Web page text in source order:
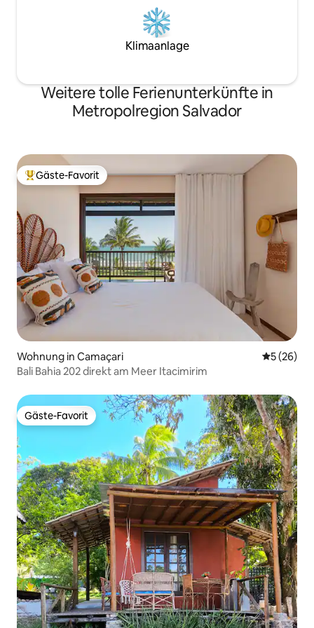
Klimaanlage
Weitere tolle Ferienunterkünfte in
Metropolregion Salvador
Beliebter Gäste-Favorit.
Gäste-Favorit
Wohnung in Camaçari
5 (26)
Bali Bahia 202 direkt am Meer Itacimirim
Gäste-Favorit
Gäste-Favorit